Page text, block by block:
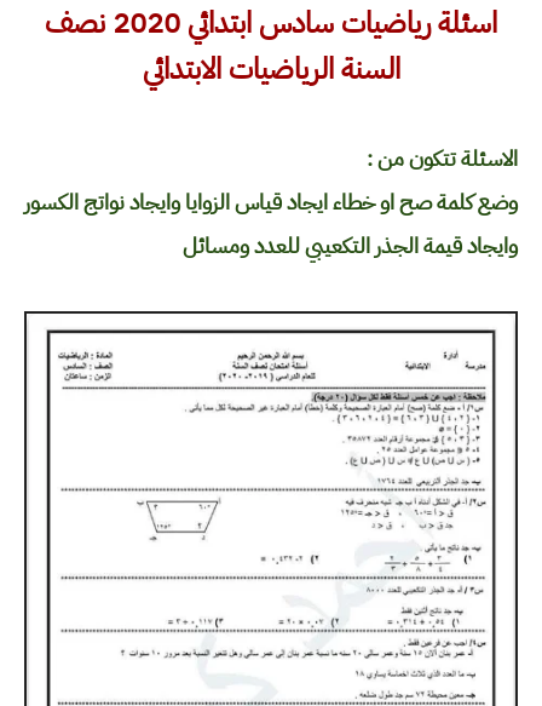
اسئلة رياضيات سادس ابتدائي 2020 نصف
السنة الرياضيات الابتدائي
الاسئلة تتكون من :
وضع كلمة صح او خطاء ايجاد قياس الزوايا وايجاد نواتج الكسور
وايجاد قيمة الجذر التكعيبي للعدد ومسائل